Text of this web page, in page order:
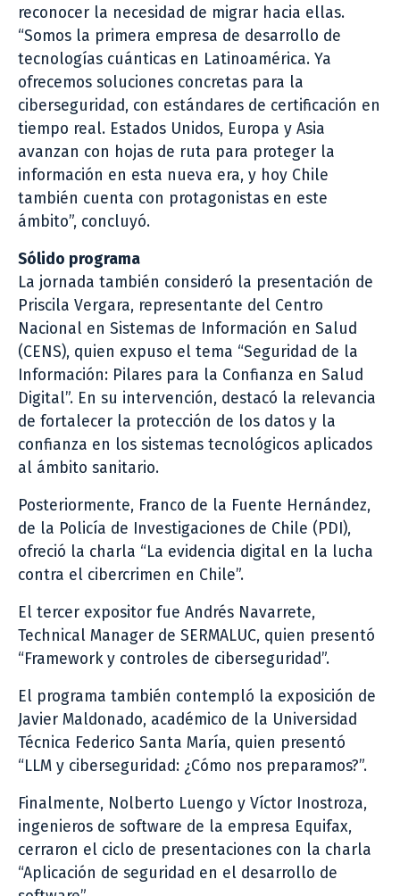
reconocer la necesidad de migrar hacia ellas.
“Somos la primera empresa de desarrollo de
tecnologías cuánticas en Latinoamérica. Ya
ofrecemos soluciones concretas para la
ciberseguridad, con estándares de certificación en
tiempo real. Estados Unidos, Europa y Asia
avanzan con hojas de ruta para proteger la
información en esta nueva era, y hoy Chile
también cuenta con protagonistas en este
ámbito”, concluyó.
Sólido programa
La jornada también consideró la presentación de
Priscila Vergara, representante del Centro
Nacional en Sistemas de Información en Salud
(CENS), quien expuso el tema “Seguridad de la
Información: Pilares para la Confianza en Salud
Digital”. En su intervención, destacó la relevancia
de fortalecer la protección de los datos y la
confianza en los sistemas tecnológicos aplicados
al ámbito sanitario.
Posteriormente, Franco de la Fuente Hernández,
de la Policía de Investigaciones de Chile (PDI),
ofreció la charla “La evidencia digital en la lucha
contra el cibercrimen en Chile”.
El tercer expositor fue Andrés Navarrete,
Technical Manager de SERMALUC, quien presentó
“Framework y controles de ciberseguridad”.
El programa también contempló la exposición de
Javier Maldonado, académico de la Universidad
Técnica Federico Santa María, quien presentó
“LLM y ciberseguridad: ¿Cómo nos preparamos?”.
Finalmente, Nolberto Luengo y Víctor Inostroza,
ingenieros de software de la empresa Equifax,
cerraron el ciclo de presentaciones con la charla
“Aplicación de seguridad en el desarrollo de